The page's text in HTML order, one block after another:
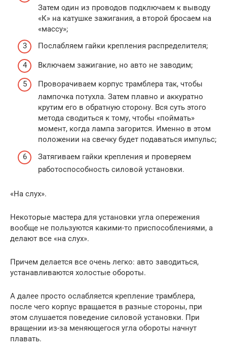
Затем один из проводов подключаем к выводу
«К» на катушке зажигания, а второй бросаем на
«массу»;
Послабляем гайки крепления распределителя;
Включаем зажигание, но авто не заводим;
Проворачиваем корпус трамблера так, чтобы
лампочка потухла. Затем плавно и аккуратно
крутим его в обратную сторону. Вся суть этого
метода сводиться к тому, чтобы «поймать»
момент, когда лампа загорится. Именно в этом
положении на свечку будет подаваться импульс;
Затягиваем гайки крепления и проверяем
работоспособность силовой установки.
«На слух».
Некоторые мастера для установки угла опережения
вообще не пользуются какими-то приспособлениями, а
делают все «на слух».
Причем делается все очень легко: авто заводиться,
устанавливаются холостые обороты.
А далее просто ослабляется крепление трамблера,
после чего корпус вращается в разные стороны, при
этом слушается поведение силовой установки. При
вращении из-за меняющегося угла обороты начнут
плавать.